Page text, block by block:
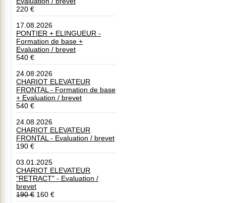
220 €
17.08.2026
PONTIER + ELINGUEUR -
Formation de base +
Evaluation / brevet
540 €
24.08.2026
CHARIOT ELEVATEUR
FRONTAL - Formation de base
+ Evaluation / brevet
540 €
24.08.2026
CHARIOT ELEVATEUR
FRONTAL - Evaluation / brevet
190 €
03.01.2025
CHARIOT ELEVATEUR
"RETRACT" - Evaluation /
brevet
190 € 160 €